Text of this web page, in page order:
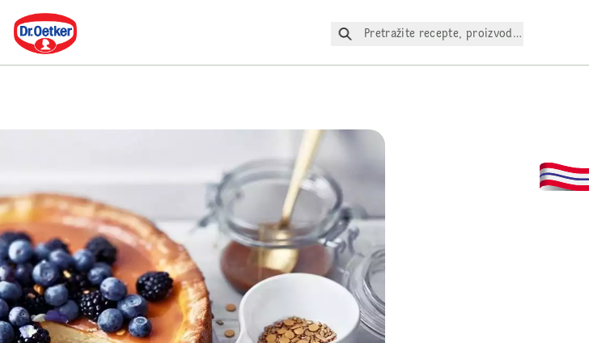
Dr. Oetker
Pretražite recepte, proizvode itd.